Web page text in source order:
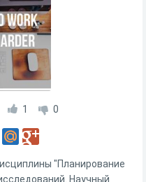
1 0
"Планирование
Научный